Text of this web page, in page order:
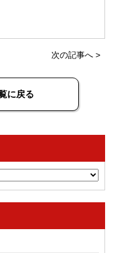
次の記事へ >
に戻る